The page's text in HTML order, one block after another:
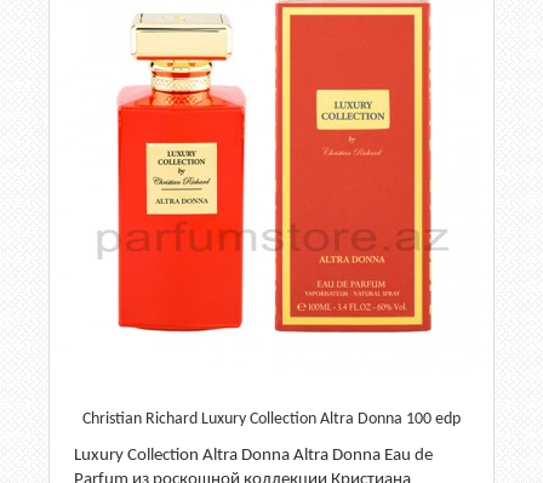
Christian Richard Luxury Collection Altra Donna 100 edp
Luxury Collection Altra Donna Altra Donna Eau de